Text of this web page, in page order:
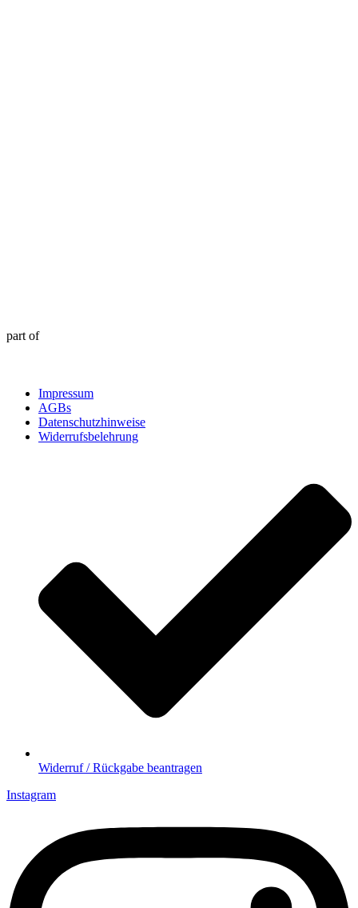
part of
Impressum
AGBs
Datenschutzhinweise
Widerrufsbelehrung
Widerruf / Rückgabe beantragen
Instagram